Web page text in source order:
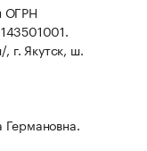
ОГРН
г. Якутск, ш.
Германовна.